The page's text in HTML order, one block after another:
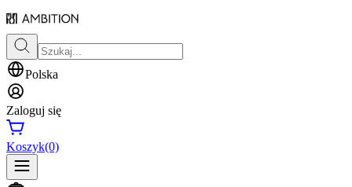
Polska
Zaloguj się
Koszyk(0)